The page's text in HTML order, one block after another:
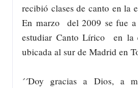
recibió clases de canto en la
En marzo del 2009 se fue a
estudiar Canto Lírico en la
ubicada al sur de Madrid en
´´Doy gracias a Dios, a